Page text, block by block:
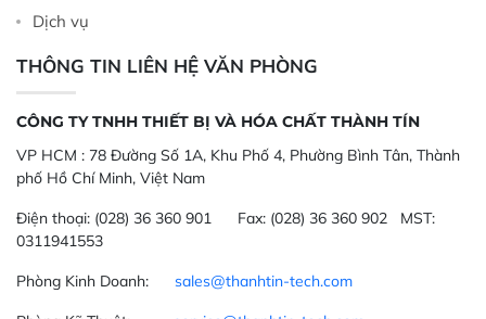
Dịch vụ
THÔNG TIN LIÊN HỆ VĂN PHÒNG
CÔNG TY TNHH THIẾT BỊ VÀ HÓA CHẤT THÀNH TÍN
VP HCM : 78 Đường Số 1A, Khu Phố 4, Phường Bình Tân, Thành
phố Hồ Chí Minh, Việt Nam
Điện thoại: (028) 36 360 901 Fax: (028) 36 360 902 MST:
0311941553
Phòng Kinh Doanh: sales@thanhtin-tech.com